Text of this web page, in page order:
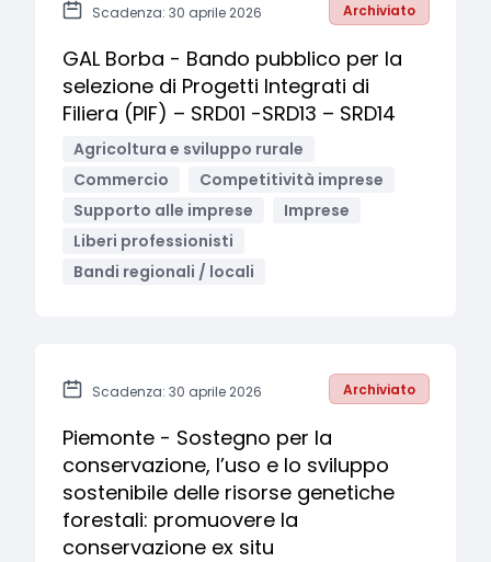
Scadenza: 30 aprile 2026 Archiviato
GAL Borba - Bando pubblico per la
selezione di Progetti Integrati di
Filiera (PIF) – SRD01 -SRD13 – SRD14
Agricoltura e sviluppo rurale
Commercio
Competitività imprese
Supporto alle imprese
Imprese
Liberi professionisti
Bandi regionali / locali
Scadenza: 30 aprile 2026 Archiviato
Piemonte - Sostegno per la
conservazione, l’uso e lo sviluppo
sostenibile delle risorse genetiche
forestali: promuovere la
conservazione ex situ